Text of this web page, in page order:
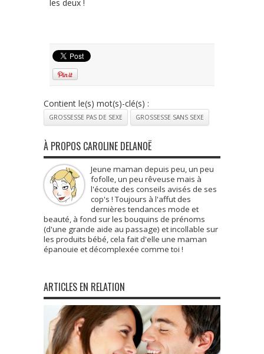
les deux !
Contient le(s) mot(s)-clé(s) :
GROSSESSE PAS DE SEXE GROSSESSE SANS SEXE
À PROPOS CAROLINE DELANOË
Jeune maman depuis peu, un peu
fofolle, un peu rêveuse mais à
l'écoute des conseils avisés de ses
cop's ! Toujours à l'affut des
dernières tendances mode et
beauté, à fond sur les bouquins de prénoms
(d'une grande aide au passage) et incollable sur
les produits bébé, cela fait d'elle une maman
épanouie et décomplexée comme toi !
ARTICLES EN RELATION